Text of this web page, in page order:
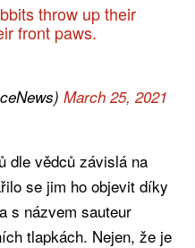
throw up their
front paws.
March 25, 2021
dle vědců závislá na
se jim ho objevit díky
s názvem sauteur
tlapkách. Nejen, že je